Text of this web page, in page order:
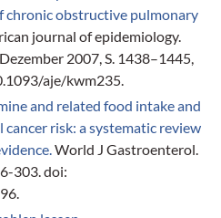
chronic obstructive pulmonary
journal of epidemiology.
2007, S. 1438–1445,
aje/kwm235.
and related food intake and
cancer risk: a systematic review
World J Gastroenterol.
303. doi: